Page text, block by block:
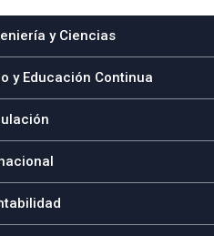
y Ciencias
y Educación Continua